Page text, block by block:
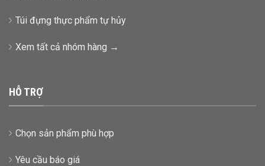
Túi đựng thực phẩm tự hủy
Xem tất cả nhóm hàng →
HỖ TRỢ
Chọn sản phẩm phù hợp
Yêu cầu báo giá